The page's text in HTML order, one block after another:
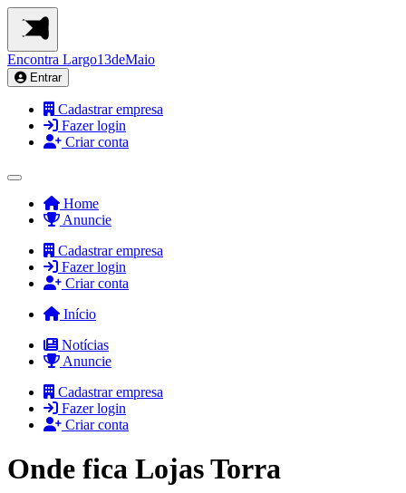
Encontra Largo13deMaio
Entrar
Cadastrar empresa
Fazer login
Criar conta
Home
Anuncie
Cadastrar empresa
Fazer login
Criar conta
Início
Notícias
Anuncie
Cadastrar empresa
Fazer login
Criar conta
Onde fica Lojas Torra